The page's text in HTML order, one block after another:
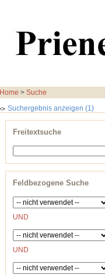
Home > Suche
Suchergebnis anzeigen (1)
Freitextsuche
Feldbezogene Suche
UND
UND